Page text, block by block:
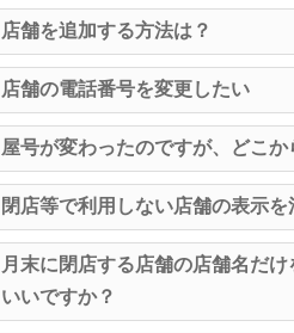
店舗を追加する方法は？
店舗の電話番号を変更したい
屋号が変わったのですが、どこか
閉店等で利用しない店舗の表示を
月末に閉店する店舗の店舗名だ
いいですか？